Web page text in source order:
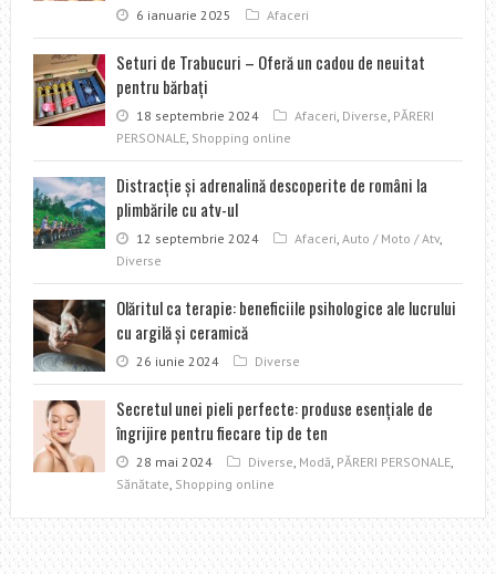
6 ianuarie 2025 Afaceri
Seturi de Trabucuri – Oferă un cadou de neuitat
pentru bărbați
18 septembrie 2024 Afaceri, Diverse, PĂRERI
PERSONALE, Shopping online
Distracţie şi adrenalină descoperite de români la
plimbările cu atv-ul
12 septembrie 2024 Afaceri, Auto / Moto / Atv,
Diverse
Olăritul ca terapie: beneficiile psihologice ale lucrului
cu argilă și ceramică
26 iunie 2024 Diverse
Secretul unei pieli perfecte: produse esențiale de
îngrijire pentru fiecare tip de ten
28 mai 2024 Diverse, Modă, PĂRERI PERSONALE,
Sănătate, Shopping online